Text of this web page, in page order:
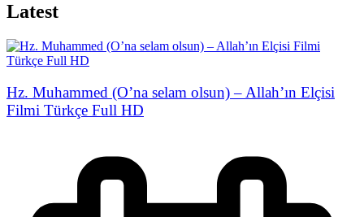
Latest
Hz. Muhammed (O’na selam olsun) – Allah’ın Elçisi
Filmi Türkçe Full HD